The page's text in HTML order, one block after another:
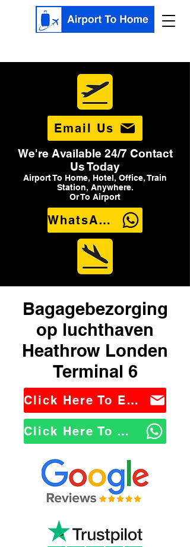
Email Us
We're Available 24/7 Contact
Us Today
Airport To Home, Hotel, Office, Train
Station, Anywhere.
Or To Airport
WhatsApp Us
Bagagebezorging
op luchthaven
Heathrow Londen
Terminal 6
Click Here To Email Us
Click Here To WhatsApp Us